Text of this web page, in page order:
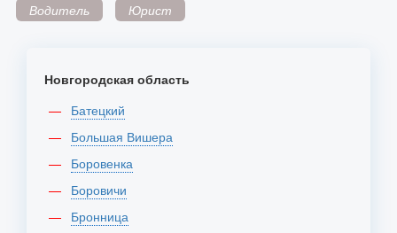
Водитель
Юрист
Новгородская область
Батецкий
Большая Вишера
Боровенка
Боровичи
Бронница